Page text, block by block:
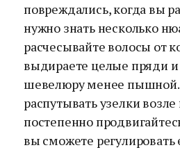
повреждались, когда вы
нужно знать несколько
расчесывайте волосы от
выдираете целые пряди и
шевелюру менее пышной.
распутывать узелки
постепенно
вы сможете регулировать